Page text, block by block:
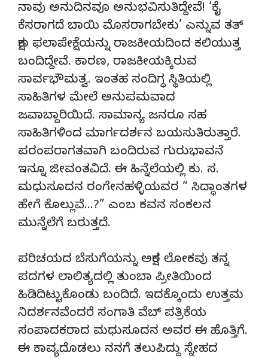
ನಾವು ಅನುದಿನವೂ ಅನುಭವಿಸುತಿದ್ದೇವೆ! ‘ಕೈ
ಕೆಸರಾಗದೆ ಬಾಯಿ ಮೊಸರಾಗಬೇಕು’ ಎನ್ನುವ ತತ್
ಕ್ಷಣ ಫಲಾಪೇಕ್ಷೆಯನ್ನು ರಾಜಕೀಯದಿಂದ ಕಲಿಯುತ್ತ
ಬಂದಿದ್ದೇವೆ. ಕಾರಣ, ರಾಜಕೀಯಕ್ಕಿರುವ
ಸಾರ್ವಭೌಮತ್ವ. ಇಂತಹ ಸಂದಿಗ್ಧ ಸ್ಥಿತಿಯಲ್ಲಿ
ಸಾಹಿತಿಗಳ ಮೇಲೆ ಅನುಪಮವಾದ
ಜವಾಬ್ದಾರಿಯಿದೆ. ಸಾಮಾನ್ಯ ಜನರೂ ಸಹ
ಸಾಹಿತಿಗಳಿಂದ ಮಾರ್ಗದರ್ಶನ ಬಯಸುತಿರುತ್ತಾರೆ.
ಪರಂಪರಾಗತವಾಗಿ ಬಂದಿರುವ ಗುರುಭಾವನೆ
ಇನ್ನೂ ಜೀವಂತವಿದೆ. ಈ ಹಿನ್ನೆಲೆಯಲ್ಲಿ ಕು. ಸ.
ಮಧುಸೂದನ ರಂಗೇನಹಳ್ಳಿಯವರ “ ಸಿದ್ಧಾಂತಗಳ
ಹೇಗೆ ಕೊಲ್ಲುವೆ…?” ಎಂಬ ಕವನ ಸಂಕಲನ
ಮುನ್ನೆಲೆಗೆ ಬರುತ್ತದೆ.
ಪರಿಚಯದ ಬೆಸುಗೆಯನ್ನು ಅಕ್ಷರ ಲೋಕವು ತನ್ನ
ಪದಗಳ ಲಾಲಿತ್ಯದಲ್ಲಿ ತುಂಬಾ ಪ್ರೀತಿಯಿಂದ
ಹಿಡಿದಿಟ್ಟುಕೊಂಡು ಬಂದಿದೆ. ಇದಕ್ಕೊಂದು ಉತ್ತಮ
ನಿದರ್ಶನವೆಂದರೆ ಸಂಗಾತಿ ವೆಬ್ ಪತ್ರಿಕೆಯ
ಸಂಪಾದಕರಾದ ಮಧುಸೂದನ ಅವರ ಈ ಹೊತ್ತಿಗೆ.
ಈ ಕಾವ್ಯದೊಡಲು ನನಗೆ ತಲುಪಿದ್ದು ಸ್ನೇಹದ